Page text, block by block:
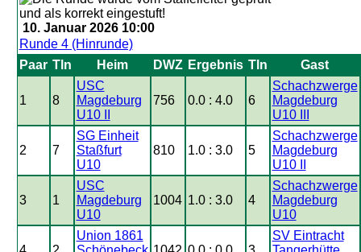
10. Januar 2026 10:00
Runde 4 (Hinrunde)
Paar Tln Heim DWZ Ergebnis Tln Gast
1 8
USC
Magdeburg
U10 II
756 0.0 : 4.0 6
Schachzwerge
Magdeburg
U10 III
2 7
SG Einheit
Staßfurt
U10
810 1.0 : 3.0 5
Schachzwerge
Magdeburg
U10 II
3 1
USC
Magdeburg
U10
1004 1.0 : 3.0 4
Schachzwerge
Magdeburg
U10
Union 1861
SV Eintracht